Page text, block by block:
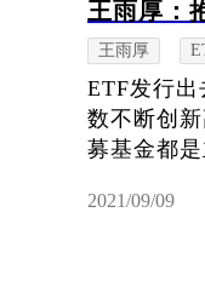
王雨厚：
王雨厚
ETF发行
数不断创
募基金都
2021/09/09